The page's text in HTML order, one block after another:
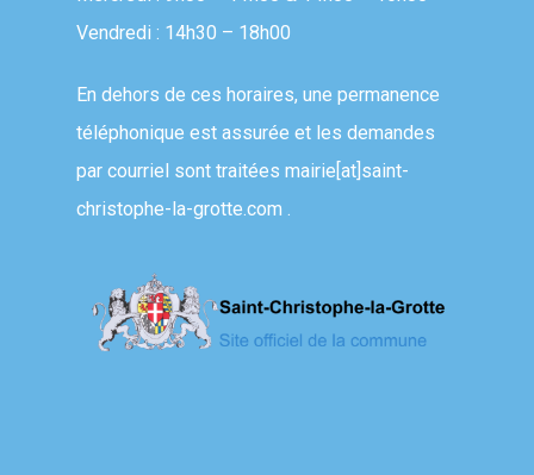
Vendredi : 14h30 – 18h00
En dehors de ces horaires, une permanence
téléphonique est assurée et les demandes
par courriel sont traitées mairie[at]saint-
christophe-la-grotte.com